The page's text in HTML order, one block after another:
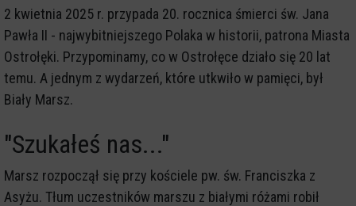
2 kwietnia 2025 r. przypada 20. rocznica śmierci św. Jana
Pawła II - najwybitniejszego Polaka w historii, patrona Miasta
Ostrołęki. Przypominamy, co w Ostrołęce działo się 20 lat
temu. A jednym z wydarzeń, które utkwiło w pamięci, był
Biały Marsz.
"Szukałeś nas..."
Marsz rozpoczął się przy kościele pw. św. Franciszka z
Asyżu. Tłum uczestników marszu z białymi różami robił